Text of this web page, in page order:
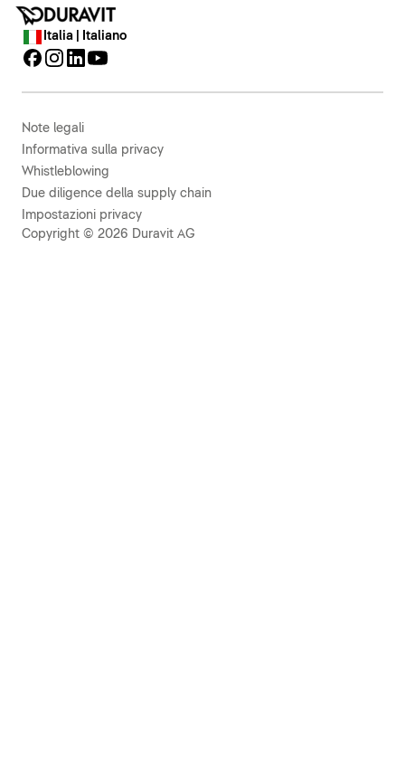
Italia | Italiano
Note legali
Informativa sulla privacy
Whistleblowing
Due diligence della supply chain
Impostazioni privacy
Copyright © 2026 Duravit AG